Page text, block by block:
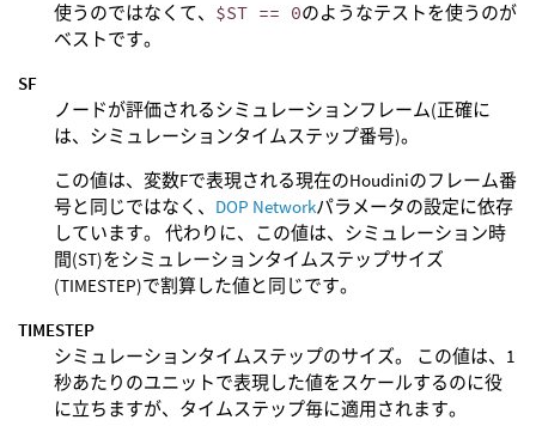
使うのではなくて、 $ST == 0のようなテストを使うのが
ベストです。
SF
ノードが評価されるシミュレーションフレーム(正確に
は、シミュレーションタイムステップ番号)。
この値は、変数Fで表現される現在のHoudiniのフレーム番
号と同じではなく、 DOP Networkパラメータの設定に依存
しています。 代わりに、この値は、シミュレーション時
間(ST)をシミュレーションタイムステップサイズ
(TIMESTEP)で割算した値と同じです。
TIMESTEP
シミュレーションタイムステップのサイズ。 この値は、1
秒あたりのユニットで表現した値をスケールするのに役
に立ちますが、タイムステップ毎に適用されます。